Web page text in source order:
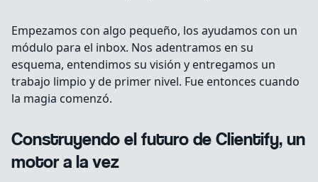
Empezamos con algo pequeño, los ayudamos con un
módulo para el inbox. Nos adentramos en su
esquema, entendimos su visión y entregamos un
trabajo limpio y de primer nivel. Fue entonces cuando
la magia comenzó.
Construyendo el futuro de Clientify, un
motor a la vez